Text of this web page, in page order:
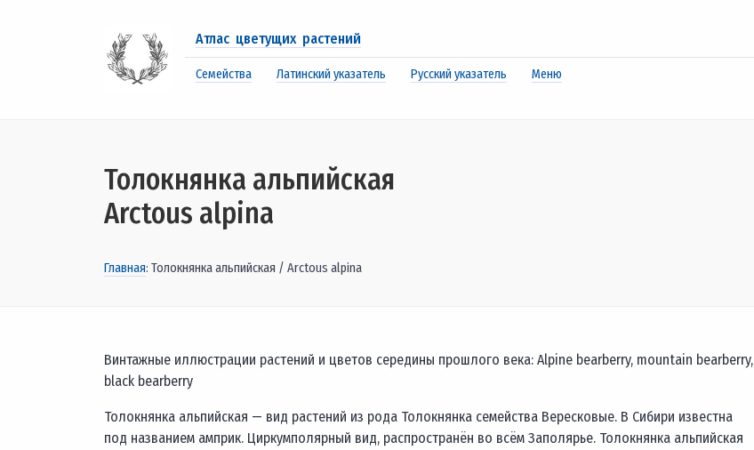
Атлас цветущих растений
Семейства Латинский указатель Русский указатель Меню
Толокнянка альпийская
Arctous alpina
Главная: Толокнянка альпийская / Arctous alpina
Винтажные иллюстрации растений и цветов середины прошлого века: Alpine bearberry, mountain bearberry,
black bearberry
Толокнянка альпийская — вид растений из рода Толокнянка семейства Вересковые. В Сибири известна
под названием амприк. Циркумполярный вид, распространён во всём Заполярье. Толокнянка альпийская